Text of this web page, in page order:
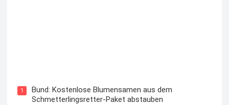
1
Bund: Kostenlose Blumensamen aus dem
Schmetterlingsretter-Paket abstauben